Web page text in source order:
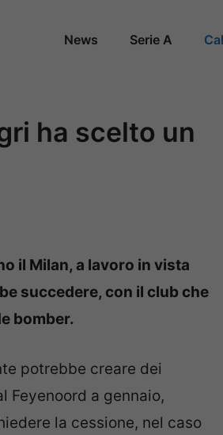
News Serie A
ha scelto un
il Milan, a lavoro in vista
succedere, con il club che
bomber.
potrebbe creare dei
Feyenoord a gennaio,
la cessione, nel caso